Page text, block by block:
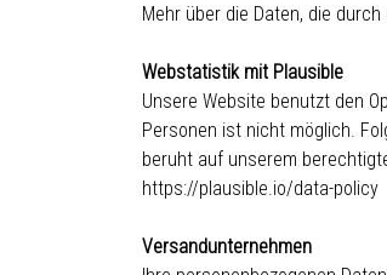
Mehr über die Daten, die
Webstatistik mit Plausible
Unsere Website benutzt den
Personen ist nicht möglich.
beruht auf unserem
https://plausible.io/data-policy
Versandunternehmen